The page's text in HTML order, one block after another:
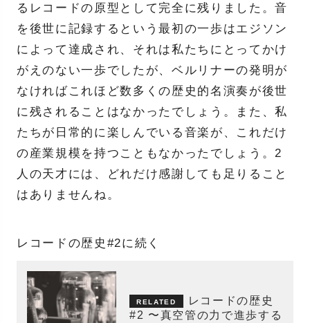
るレコードの原型として完全に残りました。音
を後世に記録するという最初の一歩はエジソン
によって達成され、それは私たちにとってかけ
がえのない一歩でしたが、ベルリナーの発明が
なければこれほど数多くの歴史的名演奏が後世
に残されることはなかったでしょう。また、私
たちが日常的に楽しんでいる音楽が、これだけ
の産業規模を持つこともなかったでしょう。2
人の天才には、どれだけ感謝しても足りること
はありませんね。
レコードの歴史#2に続く
レコードの歴史
#2 〜真空管の力で進歩する